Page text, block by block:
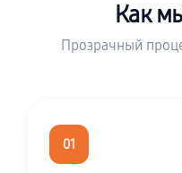
Как
Прозрачный
01